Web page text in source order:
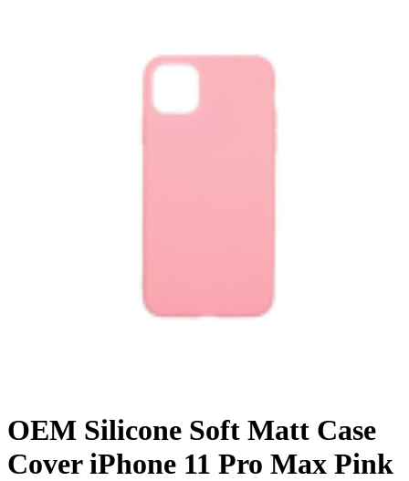
OEM Silicone Soft Matt Case
Cover iPhone 11 Pro Max Pink